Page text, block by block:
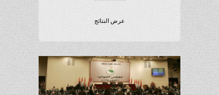
عرض النتائج